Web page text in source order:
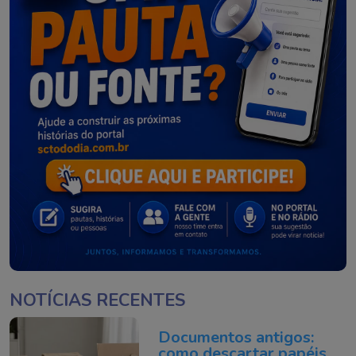
NOTÍCIAS RECENTES
Documentos antigos: